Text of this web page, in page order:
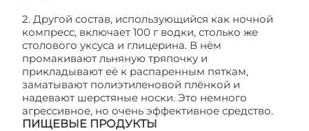
2. Другой состав, использующийся как ночной
компресс, включает 100 г водки, столько же
столового уксуса и глицерина. В нём
промакивают льняную тряпочку и
прикладывают её к распаренным пяткам,
заматывают полиэтиленовой плёнкой и
надевают шерстяные носки. Это немного
агрессивное, но очень эффективное средство.
ПИЩЕВЫЕ ПРОДУКТЫ